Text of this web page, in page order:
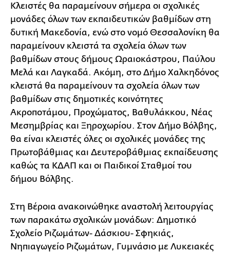
Κλειστές θα παραμείνουν σήμερα οι σχολικές
μονάδες όλων των εκπαιδευτικών βαθμίδων στη
δυτική Μακεδονία, ενώ στο νομό Θεσσαλονίκη θα
παραμείνουν κλειστά τα σχολεία όλων των
βαθμίδων στους δήμους Ωραιοκάστρου, Παύλου
Μελά και Λαγκαδά. Ακόμη, στο Δήμο Χαλκηδόνος
κλειστά θα παραμείνουν τα σχολεία όλων των
βαθμίδων στις δημοτικές κοινότητες
Ακροποτάμου, Προχώματος, Βαθυλάκκου, Νέας
Μεσημβρίας και Ξηροχωρίου. Στον Δήμο Βόλβης,
θα είναι κλειστές όλες οι σχολικές μονάδες της
Πρωτοβάθμιας και Δευτεροβάθμιας εκπαίδευσης
καθώς τα ΚΔΑΠ και οι Παιδικοί Σταθμοί του
δήμου Βόλβης.
Στη Βέροια ανακοινώθηκε αναστολή λειτουργίας
των παρακάτω σχολικών μονάδων: Δημοτικό
Σχολείο Ριζωμάτων- Δάσκιου- Σφηκιάς,
Νηπιαγωγείο Ριζωμάτων, Γυμνάσιο με Λυκειακές